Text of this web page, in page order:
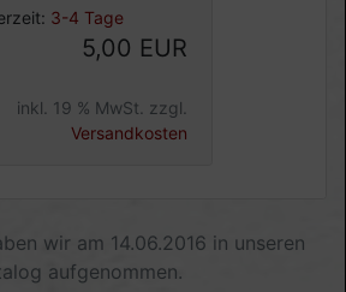
3-4 Tage
5,00 EUR
inkl. 19 % MwSt. zzgl.
Versandkosten
wir am 14.06.2016 in unseren
aufgenommen.